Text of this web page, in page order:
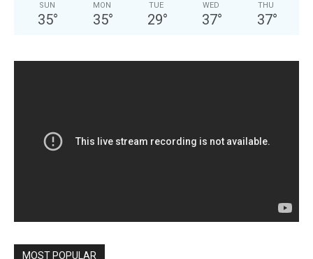
SUN
35°
MON
35°
TUE
29°
WED
37°
THU
37°
MOST POPULAR